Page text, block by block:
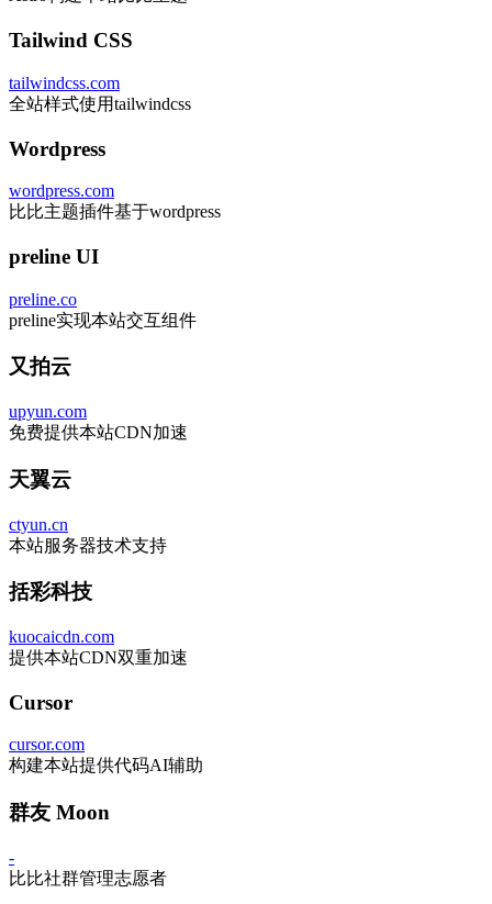
Tailwind CSS
tailwindcss.com
全站样式使用tailwindcss
Wordpress
wordpress.com
比比主题插件基于wordpress
preline UI
preline.co
preline实现本站交互组件
又拍云
upyun.com
免费提供本站CDN加速
天翼云
ctyun.cn
本站服务器技术支持
括彩科技
kuocaicdn.com
提供本站CDN双重加速
Cursor
cursor.com
构建本站提供代码AI辅助
群友 Moon
-
比比社群管理志愿者